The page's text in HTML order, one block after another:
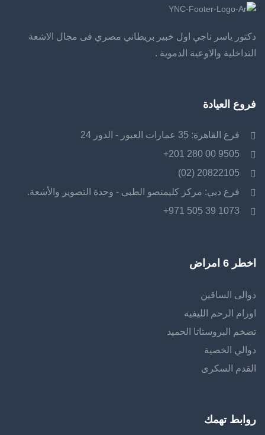
دكتور ياسر ناجي اول خبير بريطاني مصري فى مجال الاشعة
التداخلية والاوعية الدموية .
فروع العيادة
فرع القاهرة: 35 عمارات العبور - الدور 24
9505 00 280 201+
20822105 (02)
فرع دبي: مركز كليمنصو الطبى - وحدة التصوير والأشعة.
1073 39 505 971+
اخطر 6 امراض
دوالى الساقين
اورام الرحم الليفية
تضخم البروستاتا الحميد
دوالي الخصية
القدم السكرى
روابط تهمك